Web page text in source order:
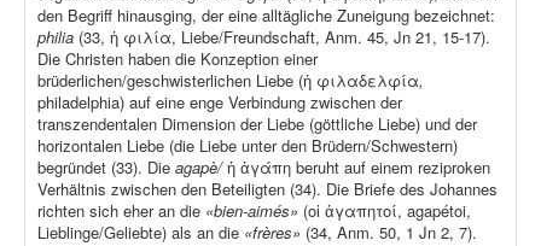
den Begriff hinausging, der eine alltägliche Zuneigung bezeichnet:
philia (33, ἡ φιλία, Liebe/Freundschaft, Anm. 45, Jn 21, 15-17).
Die Christen haben die Konzeption einer
brüderlichen/geschwisterlichen Liebe (ἡ φιλαδελφία,
philadelphia) auf eine enge Verbindung zwischen der
transzendentalen Dimension der Liebe (göttliche Liebe) und der
horizontalen Liebe (die Liebe unter den Brüdern/Schwestern)
begründet (33). Die agapè/ἡ ἀγάπη beruht auf einem reziproken
Verhältnis zwischen den Beteiligten (34). Die Briefe des Johannes
richten sich eher an die «bien-aimés» (οἱ ἀγαπητοί, agapétoi,
Lieblinge/Geliebte) als an die «frères» (34, Anm. 50, 1 Jn 2, 7).